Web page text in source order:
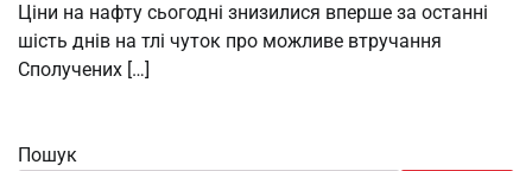
Ціни на нафту сьогодні знизилися вперше за останні
шість днів на тлі чуток про можливе втручання
Сполучених […]
Пошук